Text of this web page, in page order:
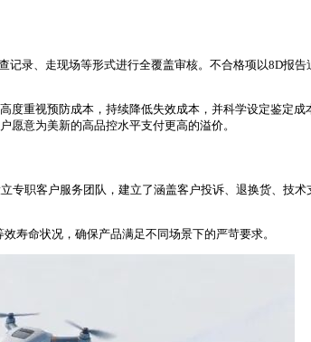
录、走现场等形式进行全覆盖审核。不合格项以8D报告
重视预防成本，持续降低失效成本，并科学设定鉴定
意为美新的高品控水平支付更高的溢价。
职客户服务团队，建立了涵盖客户投诉、退换货、技
寿命状况，确保产品满足不同场景下的严苛要求。